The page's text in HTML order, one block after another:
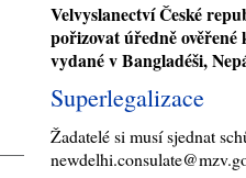
Velvyslanectví České
pořizovat úředně
vydané v Bangladéši,
Superlegalizace
Žadatelé si musí sjednat